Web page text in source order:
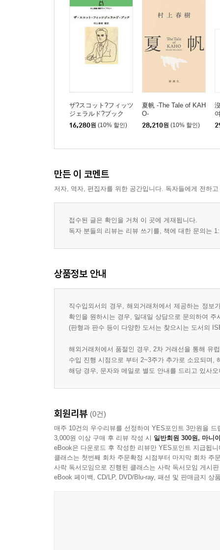
ザ?スコット?フィッツ
ジェラルド?ブック
16,280원 (10% 할인)
夏帆 -The Tale of KAH
O-
28,210원 (10% 할인)
만든 이 코멘트
저자, 역자, 편집자를 위한 공간입니다. 독자들에게 전하
접수된 글은 확인을 거쳐 이 곳에 게재됩니다.
독자 분들의 리뷰는 리뷰 쓰기를, 책에 대한 문의는
상품정보 안내
직수입외서의 경우, 해외거래처에서 제공하는 정
확인을 원하시는 경우, 일대일 상담으로 문의하여 주
(판형과 판수 등이 다양한 도서는 찾으시는 도서의
해외거래처에서 품절인 경우, 2차 거래선을 통해 유
수입 진행 시점으로 부터 2~3주가 추가로 소요되며,
해당 경우, 문자와 메일로 별도 안내를 드리고 있사
회원리뷰 (0건)
매주 10건의 우수리뷰를 선정하여 YES포인트 3만원을 드
3,000원 이상 구매 후 리뷰 작성 시 일반회원 300원, 마니
eBook은 다운로드 후 작성한 리뷰만 YES포인트 지급됩니
클래스는 첫번째 회차 주문확정 시점부터 마지막 회차 주
사락 독서모임으로 진행된 클래스는 사락 독서모임 게시
eBook 페이백, CD/LP, DVD/Blu-ray, 패션 및 판매금지 상